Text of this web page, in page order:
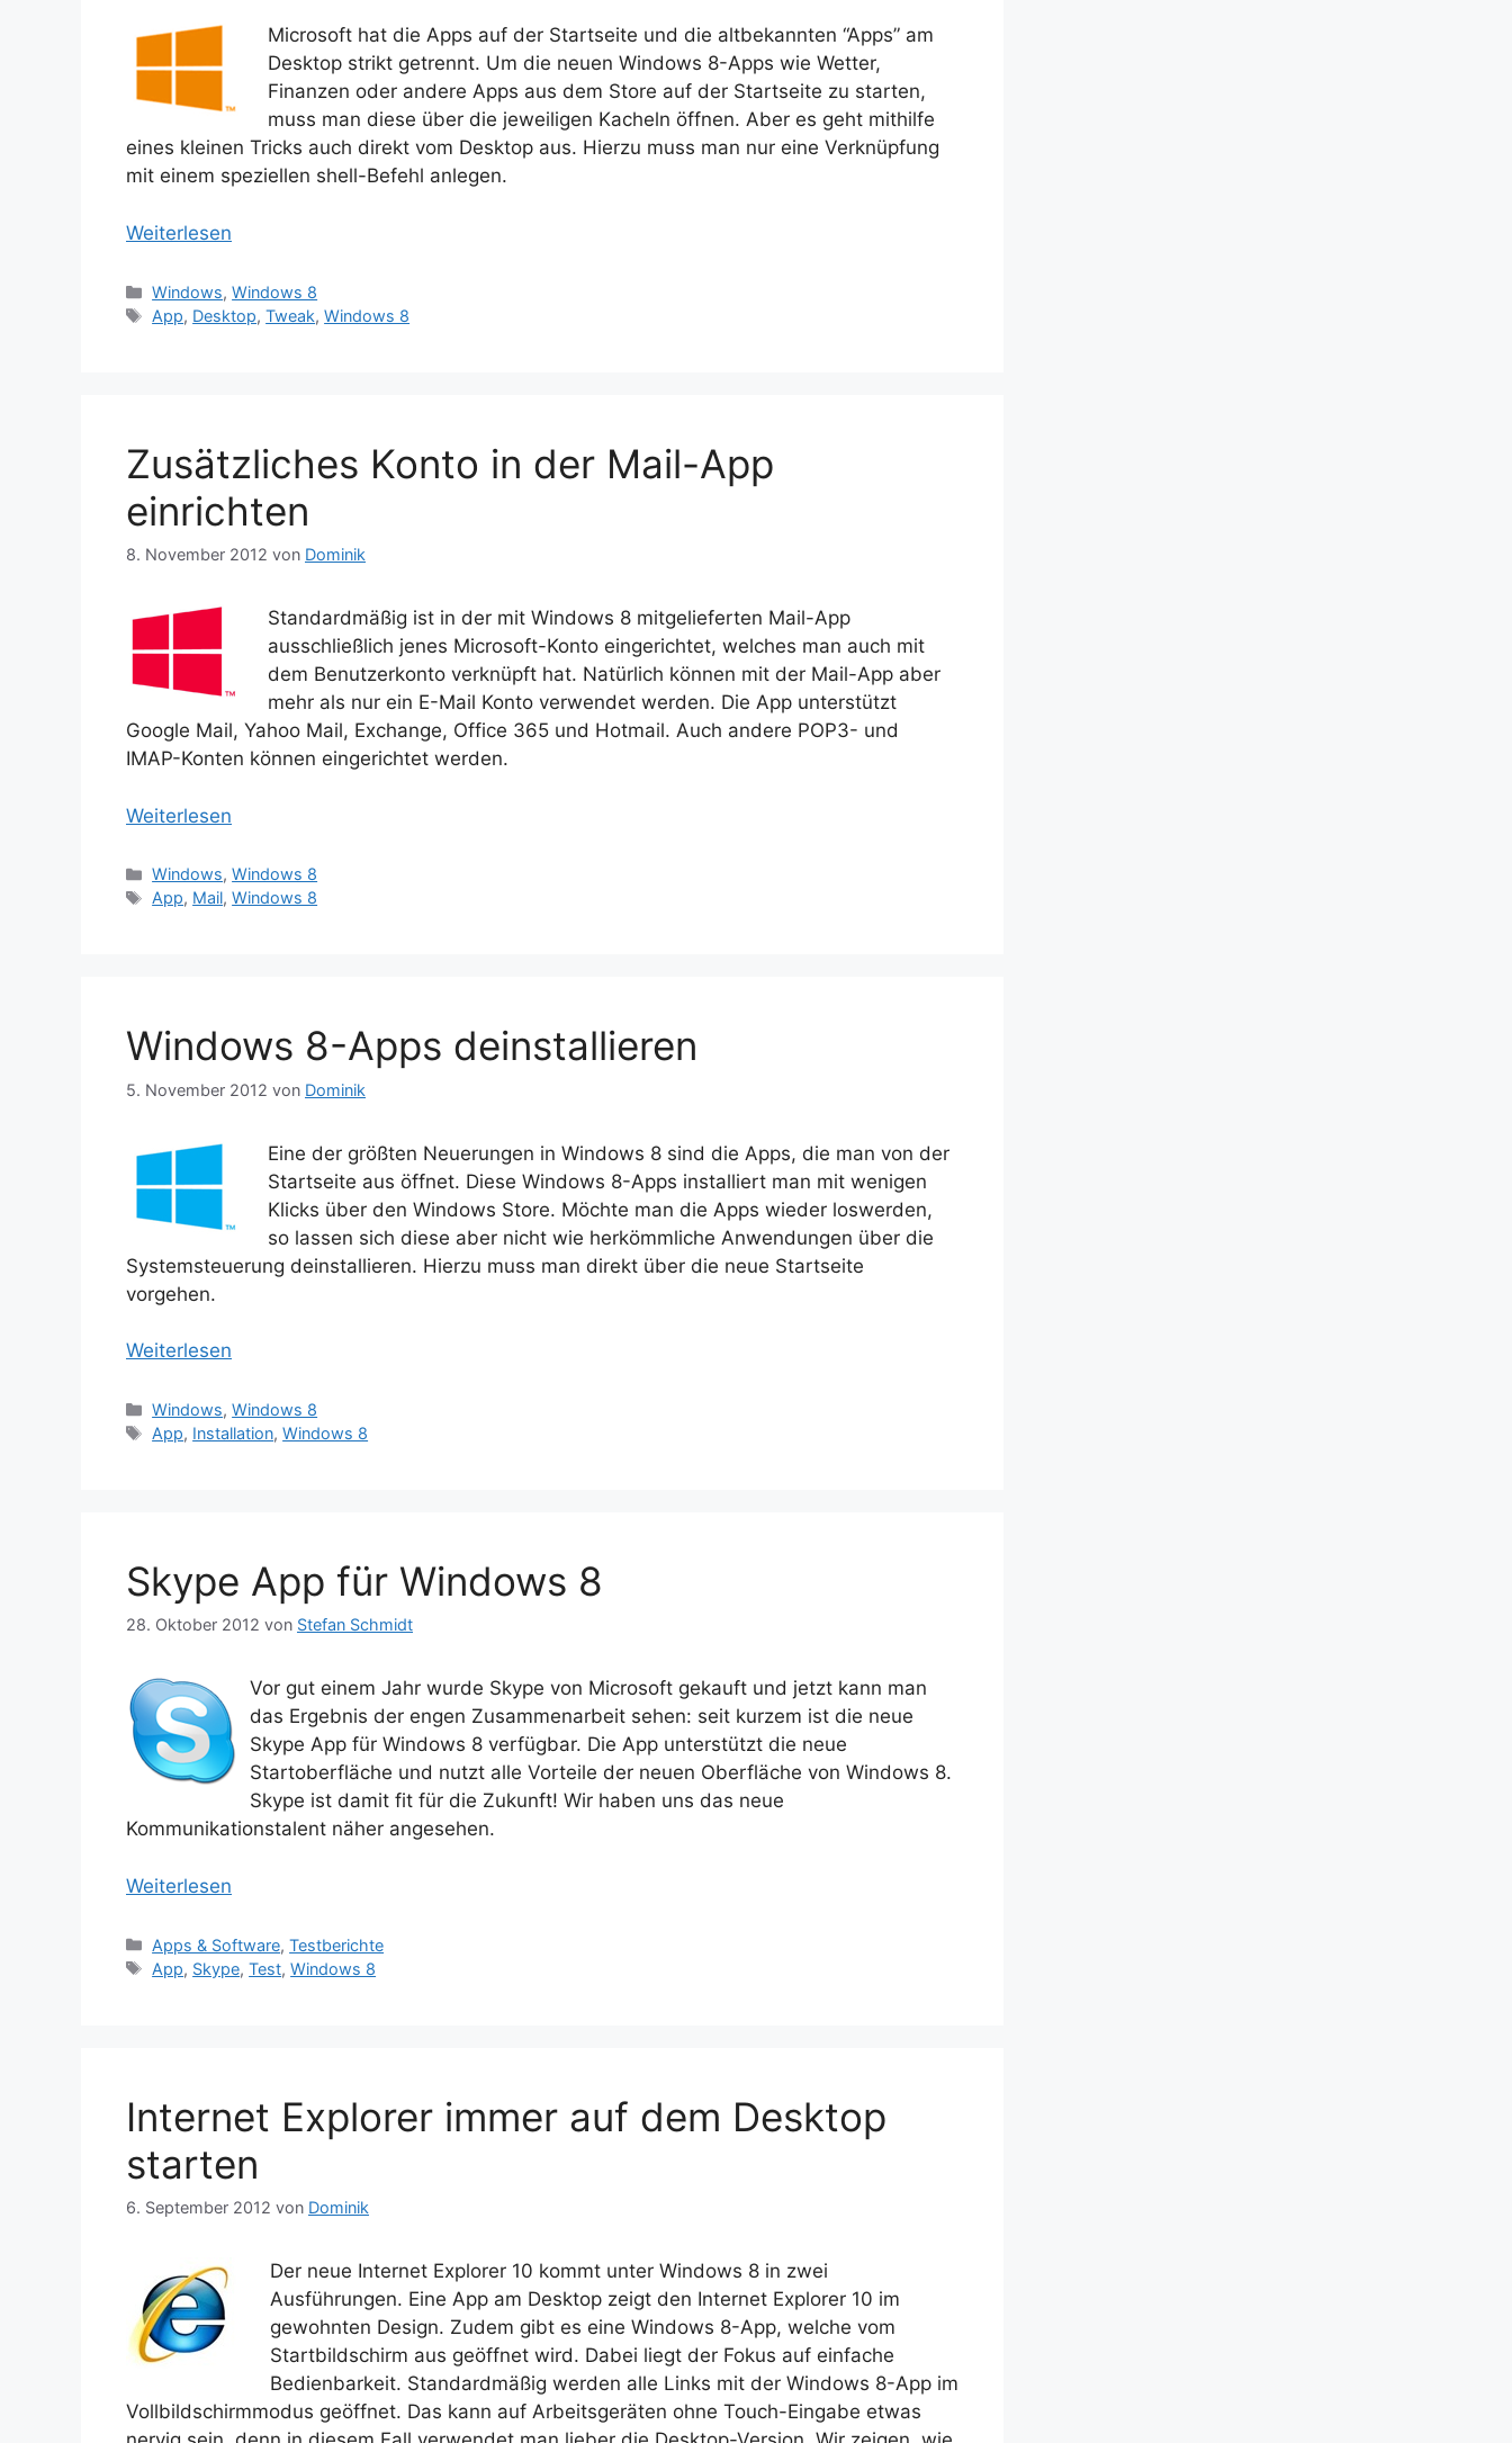
Microsoft hat die Apps auf der Startseite und die altbekannten “Apps” am
Desktop strikt getrennt. Um die neuen Windows 8-Apps wie Wetter,
Finanzen oder andere Apps aus dem Store auf der Startseite zu starten,
muss man diese über die jeweiligen Kacheln öffnen. Aber es geht mithilfe
eines kleinen Tricks auch direkt vom Desktop aus. Hierzu muss man nur eine Verknüpfung
mit einem speziellen shell-Befehl anlegen.
Weiterlesen
Kategorien
Windows,Windows 8
Schlagwörter
App, Desktop,Tweak,Windows 8
Zusätzliches Konto in der Mail-App
einrichten
8. November 2012 von Dominik
Standardmäßig ist in der mit Windows 8 mitgelieferten Mail-App
ausschließlich jenes Microsoft-Konto eingerichtet, welches man auch mit
dem Benutzerkonto verknüpft hat. Natürlich können mit der Mail-App aber
mehr als nur ein E-Mail Konto verwendet werden. Die App unterstützt
Google Mail, Yahoo Mail, Exchange, Office 365 und Hotmail. Auch andere POP3- und
IMAP-Konten können eingerichtet werden.
Weiterlesen
Kategorien
Windows,Windows 8
Schlagwörter
App, Mail,Windows 8
Windows 8-Apps deinstallieren
5. November 2012 von Dominik
Eine der größten Neuerungen in Windows 8 sind die Apps, die man von der
Startseite aus öffnet. Diese Windows 8-Apps installiert man mit wenigen
Klicks über den Windows Store. Möchte man die Apps wieder loswerden,
so lassen sich diese aber nicht wie herkömmliche Anwendungen über die
Systemsteuerung deinstallieren. Hierzu muss man direkt über die neue Startseite
vorgehen.
Weiterlesen
Kategorien
Windows,Windows 8
Schlagwörter
App, Installation,Windows 8
Skype App für Windows 8
28. Oktober 2012 von Stefan Schmidt
Vor gut einem Jahr wurde Skype von Microsoft gekauft und jetzt kann man
das Ergebnis der engen Zusammenarbeit sehen: seit kurzem ist die neue
Skype App für Windows 8 verfügbar. Die App unterstützt die neue
Startoberfläche und nutzt alle Vorteile der neuen Oberfläche von Windows 8.
Skype ist damit fit für die Zukunft! Wir haben uns das neue
Kommunikationstalent näher angesehen.
Weiterlesen
Kategorien
Apps & Software,Testberichte
Schlagwörter
App, Skype,Test,Windows 8
Internet Explorer immer auf dem Desktop
starten
6. September 2012 von Dominik
Der neue Internet Explorer 10 kommt unter Windows 8 in zwei
Ausführungen. Eine App am Desktop zeigt den Internet Explorer 10 im
gewohnten Design. Zudem gibt es eine Windows 8-App, welche vom
Startbildschirm aus geöffnet wird. Dabei liegt der Fokus auf einfache
Bedienbarkeit. Standardmäßig werden alle Links mit der Windows 8-App im
Vollbildschirmmodus geöffnet. Das kann auf Arbeitsgeräten ohne Touch-Eingabe etwas